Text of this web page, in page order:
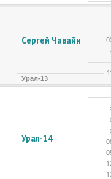
Сергей Чавайн
Урал-13
Урал-14